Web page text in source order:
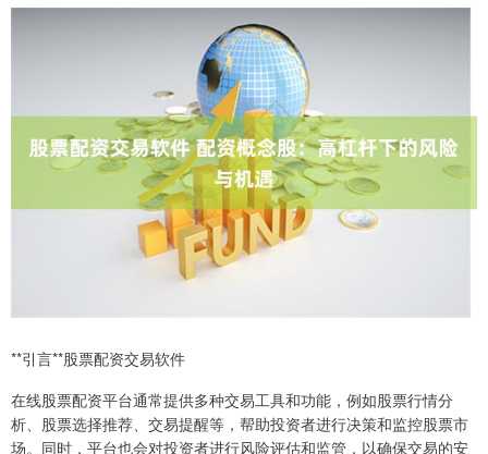
**引言**股票配资交易软件
在线股票配资平台通常提供多种交易工具和功能，例如股票行情分
析、股票选择推荐、交易提醒等，帮助投资者进行决策和监控股票市
场。同时，平台也会对投资者进行风险评估和监管，以确保交易的安